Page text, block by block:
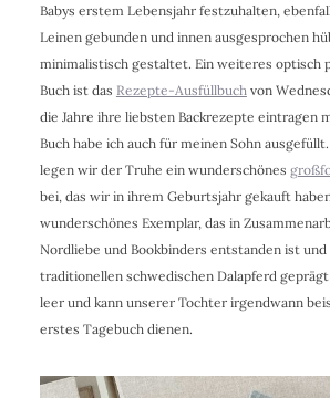
Babys erstem Lebensjahr festzuhalten,
Leinen gebunden und innen ausgesprochen
minimalistisch gestaltet. Ein weiteres optisch
Buch ist das Rezepte-Ausfüllbuch von
die Jahre ihre liebsten Backrezepte eintragen
Buch habe ich auch für meinen Sohn
legen wir der Truhe ein wunderschönes
bei, das wir in ihrem Geburtsjahr gekauft
wunderschönes Exemplar, das in
Nordliebe und Bookbinders entstanden ist
traditionellen schwedischen Dalapferd
leer und kann unserer Tochter irgendwann
erstes Tagebuch dienen.